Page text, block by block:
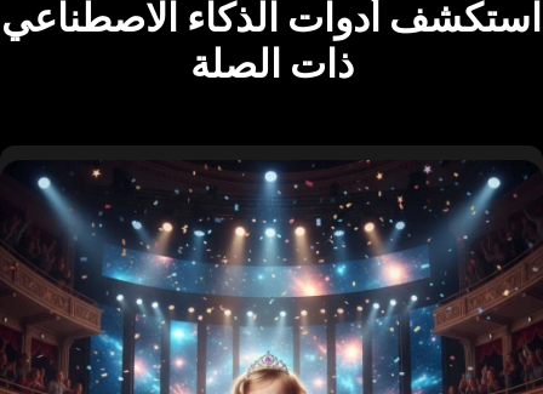
استكشف أدوات الذكاء الاصطناعي
ذات الصلة